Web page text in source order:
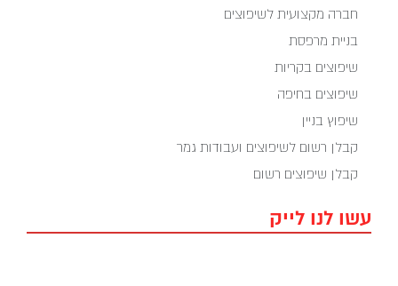
חברה מקצועית לשיפוצים
בניית מרפסת
שיפוצים בקריות
שיפוצים בחיפה
שיפוץ בניין
קבלן רשום לשיפוצים ועבודות גמר
קבלן שיפוצים רשום
עשו לנו לייק